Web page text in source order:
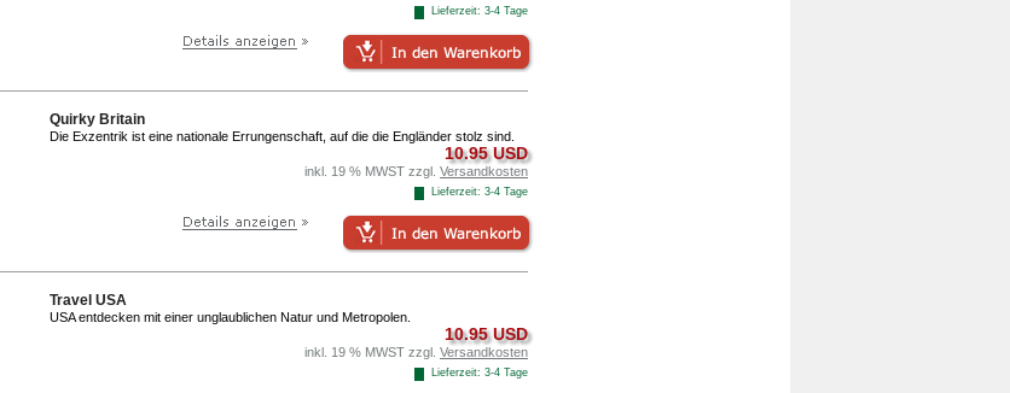
Lieferzeit: 3-4 Tage
Quirky Britain
Die Exzentrik ist eine nationale Errungenschaft, auf die die Engländer stolz sind.
10.95 USD
inkl. 19 % MWST zzgl. Versandkosten
Lieferzeit: 3-4 Tage
Travel USA
USA entdecken mit einer unglaublichen Natur und Metropolen.
10.95 USD
inkl. 19 % MWST zzgl. Versandkosten
Lieferzeit: 3-4 Tage